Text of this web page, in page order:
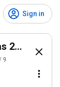
Sign in
2015
9